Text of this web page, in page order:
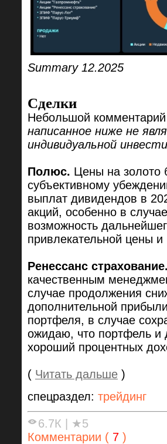
Summary 12.2025
Сделки
Небольшой
написанное ниже не
индивидуальной
Полюс. Цены на золото
субъективному
выплат дивидендов в
акций, особенно в
возможность
привлекательной цены
Ренессанс
качественным
случае продолжения
дополнительной
портфеля, в случае
ожидаю, что портфель и
хороший процентных
( Читать дальше )
спецраздел: трейдинг
6.7К
★5
Комментарии ( 7 )